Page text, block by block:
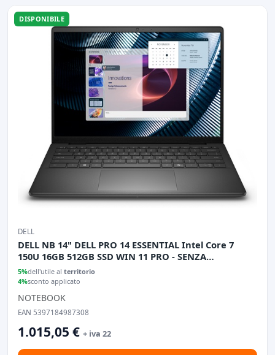
DISPONIBILE
DELL
DELL NB 14" DELL PRO 14 ESSENTIAL Intel Core 7
150U 16GB 512GB SSD WIN 11 PRO - SENZA
ALIMENTATORE
5%dell'utile al territorio
4%sconto applicato
NOTEBOOK
EAN 5397184987308
1.015,05 € + iva 22